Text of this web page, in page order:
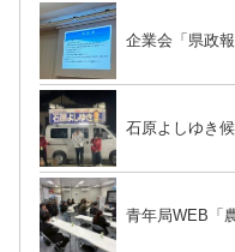
企業会「県政
石原よしゆき
青年局WEB「